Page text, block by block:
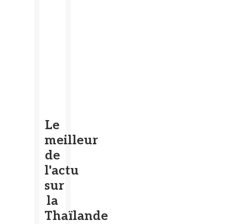
Le
meilleur
de
l'actu
sur
la
Thaïlande